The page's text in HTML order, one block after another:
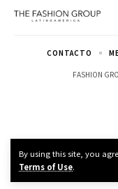
By using this site, you
Terms of Use.
FASHION
CONTACTO